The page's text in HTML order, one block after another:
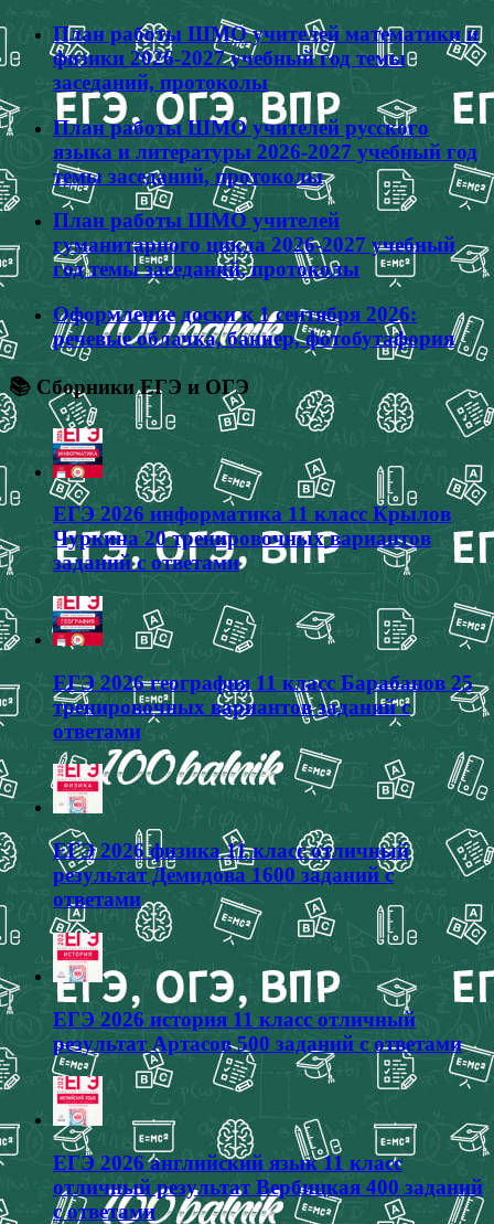
План работы ШМО учителей математики и
физики 2026-2027 учебный год темы
заседаний, протоколы
План работы ШМО учителей русского
языка и литературы 2026-2027 учебный год
темы заседаний, протоколы
План работы ШМО учителей
гуманитарного цикла 2026-2027 учебный
год темы заседаний, протоколы
Оформление доски к 1 сентября 2026:
речевые облачка, баннер, фотобутафория
📚 Сборники ЕГЭ и ОГЭ
ЕГЭ 2026 информатика 11 класс Крылов
Чуркина 20 тренировочных вариантов
заданий с ответами
ЕГЭ 2026 география 11 класс Барабанов 25
тренировочных вариантов заданий с
ответами
ЕГЭ 2026 физика 11 класс отличный
результат Демидова 1600 заданий с
ответами
ЕГЭ 2026 история 11 класс отличный
результат Артасов 500 заданий с ответами
ЕГЭ 2026 английский язык 11 класс
отличный результат Вербицкая 400 заданий
с ответами